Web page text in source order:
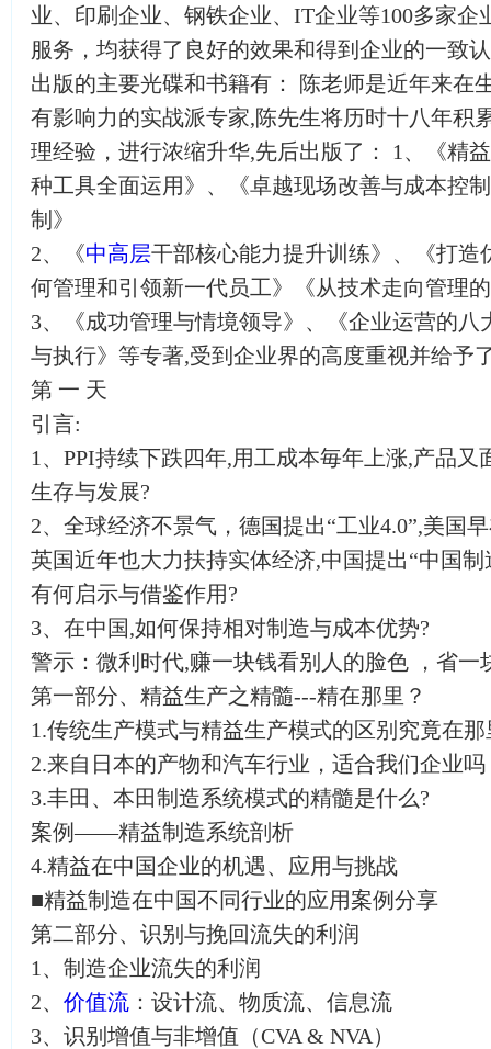
业、印刷企业、钢铁企业、IT企业等100多家企
服务，均获得了良好的效果和得到企业的一致
出版的主要光碟和书籍有： 陈老师是近年来在
有影响力的实战派专家,陈先生将历时十八年积
理经验，进行浓缩升华,先后出版了： 1、《精
种工具全面运用》、《卓越现场改善与成本控
制》
2、《中高层干部核心能力提升训练》、《打造
何管理和引领新一代员工》《从技术走向管理
3、《成功管理与情境领导》、《企业运营的八
与执行》等专著,受到企业界的高度重视并给予
第 一 天
引言:
1、PPI持续下跌四年,用工成本毎年上涨,产品又
生存与发展?
2、全球经济不景气，德国提出“工业4.0”,美国
英国近年也大力扶持实体经济,中国提出“中国制
有何启示与借鉴作用?
3、在中国,如何保持相对制造与成本优势?
警示：微利时代,赚一块钱看别人的脸色 ，省一
第一部分、精益生产之精髓---精在那里？
1.传统生产模式与精益生产模式的区别究竟在
2.来自日本的产物和汽车行业，适合我们企业吗
3.丰田、本田制造系统模式的精髓是什么?
案例——精益制造系统剖析
4.精益在中国企业的机遇、应用与挑战
■精益制造在中国不同行业的应用案例分享
第二部分、识别与挽回流失的利润
1、制造企业流失的利润
2、 价值流 ：设计流、物质流、信息流
3、识别增值与非增值（CVA & NVA）